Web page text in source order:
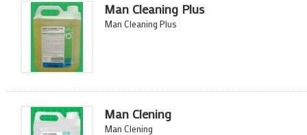
Man Cleaning Plus
Man Cleaning Plus
Man Clening
Man Clening